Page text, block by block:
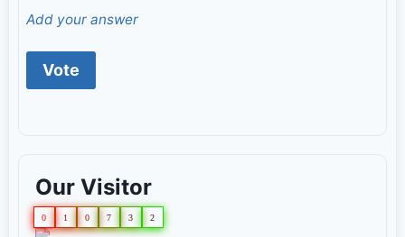
Add your answer
Our Visitor
0 1 0 7 3 2